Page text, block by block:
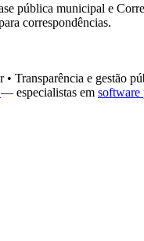
pública municipal e
correspondências.
Transparência e gestão
— especialistas em software